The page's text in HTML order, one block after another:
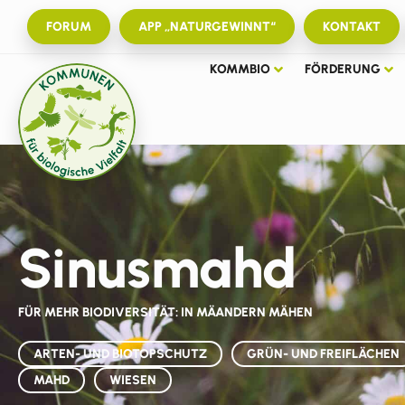
FORUM APP „NATURGEWINNT“ KONTAKT
KOMMBIO FÖRDERUNG
Sinusmahd
FÜR MEHR BIODIVERSITÄT: IN MÄANDERN MÄHEN
ARTEN- UND BIOTOPSCHUTZ
GRÜN- UND FREIFLÄCHEN
MAHD
WIESEN